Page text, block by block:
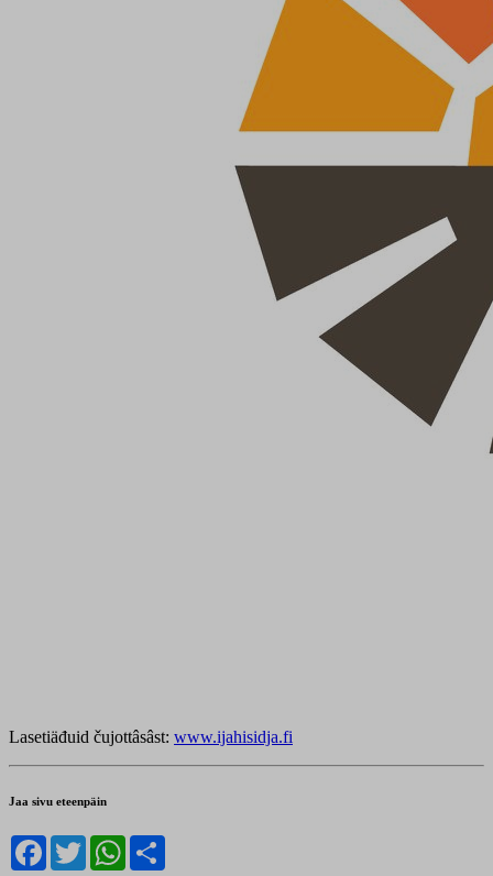
Lasetiäđuid čujottâsâst: www.ijahisidja.fi
Jaa sivu eteenpäin
Facebook
TwitterWhatsApp